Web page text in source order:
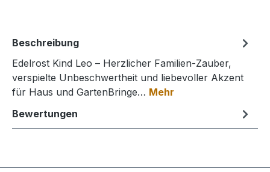
Beschreibung
Edelrost Kind Leo – Herzlicher Familien-Zauber,
verspielte Unbeschwertheit und liebevoller Akzent
für Haus und GartenBringe… Mehr
Bewertungen